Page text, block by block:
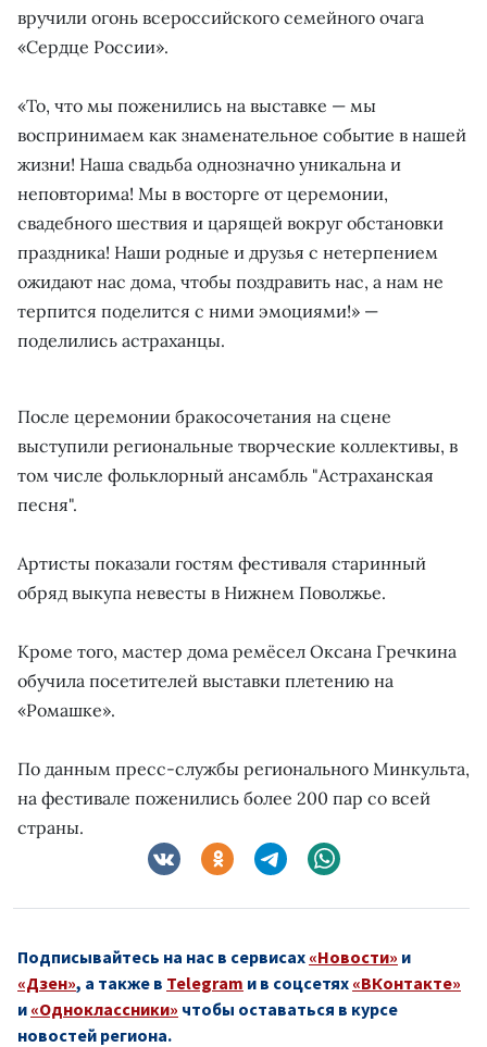
вручили огонь всероссийского семейного очага
«Сердце России».
«То, что мы поженились на выставке — мы
воспринимаем как знаменательное событие в нашей
жизни! Наша свадьба однозначно уникальна и
неповторима! Мы в восторге от церемонии,
свадебного шествия и царящей вокруг обстановки
праздника! Наши родные и друзья с нетерпением
ожидают нас дома, чтобы поздравить нас, а нам не
терпится поделится с ними эмоциями!» —
поделились астраханцы.
После церемонии бракосочетания на сцене
выступили региональные творческие коллективы, в
том числе фольклорный ансамбль "Астраханская
песня".
Артисты показали гостям фестиваля старинный
обряд выкупа невесты в Нижнем Поволжье.
Кроме того, мастер дома ремёсел Оксана Гречкина
обучила посетителей выставки плетению на
«Ромашке».
По данным пресс-службы регионального Минкульта,
на фестивале поженились более 200 пар со всей
страны.
Подписывайтесь на нас в сервисах «Новости» и
«Дзен», а также в Telegram и в соцсетях «ВКонтакте»
и «Одноклассники» чтобы оставаться в курсе
новостей региона.